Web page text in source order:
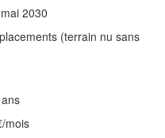
2030
(terrain nu sans
mois